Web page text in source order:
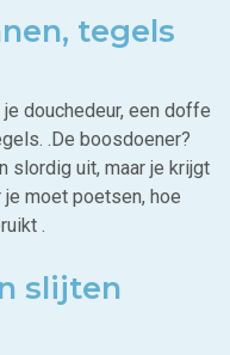
tegels
douchedeur, een doffe
.De boosdoener?
slordig uit, maar je krijgt
moet poetsen, hoe
.
slijten